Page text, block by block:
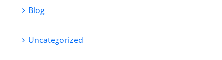
Blog
Uncategorized